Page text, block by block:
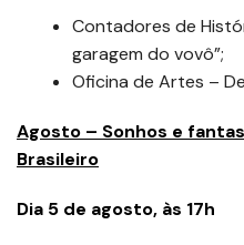
Contadores de
garagem do vovô”;
Oficina de Artes –
Agosto – Sonhos e
Brasileiro
Dia 5 de agosto, às 17h